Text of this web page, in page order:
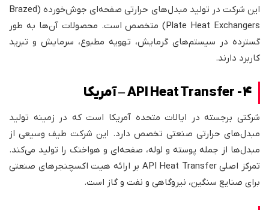
این شرکت در تولید مبدل‌های حرارتی صفحه‌ای جوش‌خورده (Brazed
Plate Heat Exchangers) متخصص است. محصولات آن‌ها به طور
گسترده در سیستم‌های گرمایش، تهویه مطبوع، سرمایش و تبرید
کاربرد دارند.
4- API Heat Transfer – آمریکا
شرکتی برجسته در ایالات متحده آمریکا است که در زمینه تولید
مبدل‌های حرارتی صنعتی تخصص دارد. این شرکت طیف وسیعی از
مبدل‌ها از جمله پوسته و لوله، صفحه‌ای و هواخنک را تولید می‌کند.
تمرکز اصلی API Heat Transfer بر ارائه هیت اکسچنجرهای صنعتی
برای صنایع سنگین، نیروگاهی و نفت و گاز است.